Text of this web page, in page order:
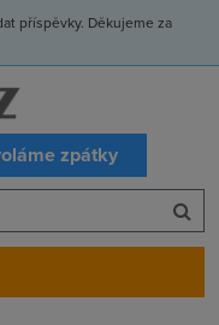
příspěvky. Děkujeme za
zpátky